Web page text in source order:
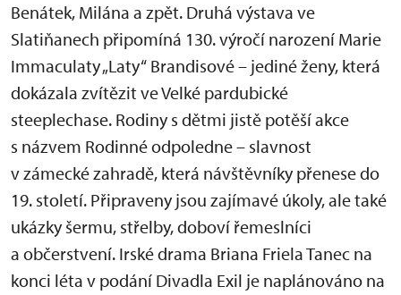
Benátek, Milána a zpět. Druhá výstava ve
Slatiňanech připomíná 130. výročí narození Marie
Immaculaty „Laty“ Brandisové – jediné ženy, která
dokázala zvítězit ve Velké pardubické
steeplechase. Rodiny s dětmi jistě potěší akce
s názvem Rodinné odpoledne – slavnost
v zámecké zahradě, která návštěvníky přenese do
19. století. Připraveny jsou zajímavé úkoly, ale také
ukázky šermu, střelby, doboví řemeslníci
a občerstvení. Irské drama Briana Friela Tanec na
konci léta v podání Divadla Exil je naplánováno na